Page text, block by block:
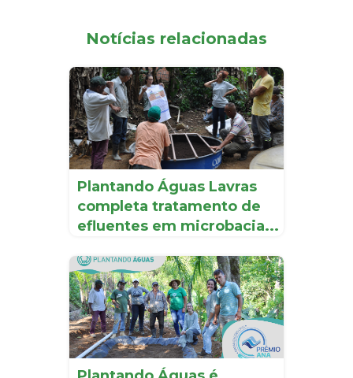
Notícias relacionadas
Plantando Águas Lavras
completa tratamento de
efluentes em microbacia...